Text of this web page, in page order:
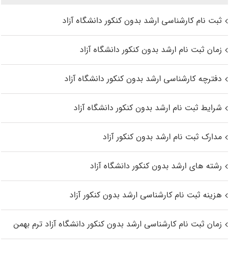
ثبت نام کارشناسی ارشد بدون کنکور دانشگاه آزاد
زمان ثبت نام ارشد بدون کنکور دانشگاه آزاد
دفترچه کارشناسی ارشد بدون کنکور دانشگاه آزاد
شرایط ثبت نام ارشد بدون کنکور دانشگاه آزاد
مدارک ثبت نام ارشد بدون کنکور آزاد
رشته های ارشد بدون کنکور دانشگاه آزاد
هزینه ثبت نام کارشناسی ارشد بدون کنکور آزاد
زمان ثبت نام کارشناسی ارشد بدون کنکور دانشگاه آزاد ترم بهمن